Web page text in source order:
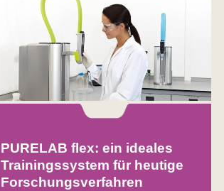
PURELAB flex: ein ideales
Trainingssystem für heutige
Forschungsverfahren